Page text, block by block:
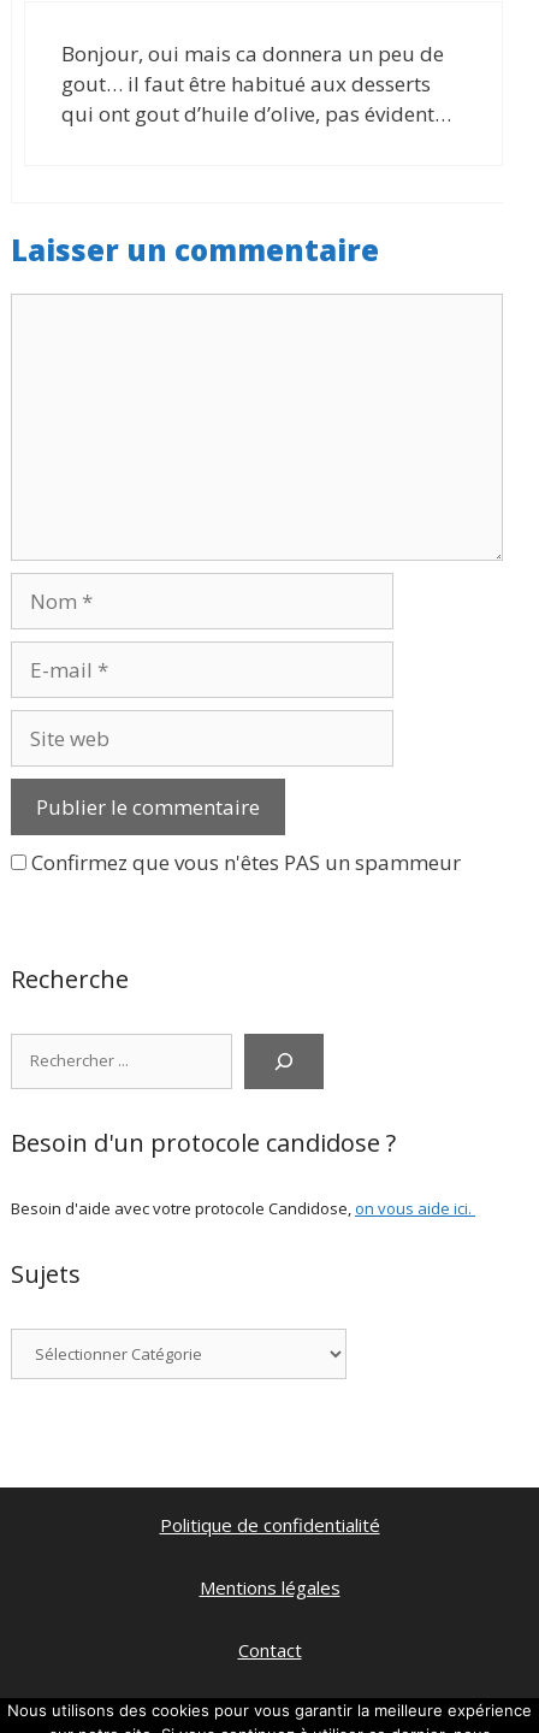
Bonjour, oui mais ca donnera un peu de
gout… il faut être habitué aux desserts
qui ont gout d’huile d’olive, pas évident…
Laisser un commentaire
mail
web
Confirmez que vous n'êtes PAS un spammeur
Recherche
Besoin d'un protocole candidose ?
Besoin d'aide avec votre protocole Candidose,on vous aide ici.
Sujets
Politique de confidentialité
Mentions légales
Contact
Qui suis je ?
Nous utilisons des cookies pour vous garantir la meilleure expérience